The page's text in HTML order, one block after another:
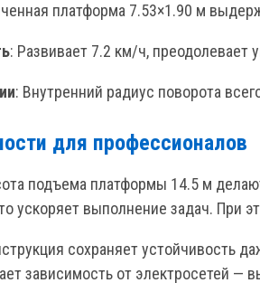
платформа 7.53×1.90 м
: Развивает 7.2 км/ч,
: Внутренний радиус поворота
для профессионалов
подъема платформы 14.5 м
ускоряет выполнение задач. При
сохраняет устойчивость
зависимость от электросетей —